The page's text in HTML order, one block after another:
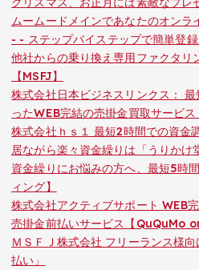
ムームードメインであなたのオンラ
- - ステップバイステップで簡単登録
他社からの乗り換え専用ファクタリ
【MSFJ】
株式会社日本ビジネスリンクス：
ったWEB完結の売掛金買取サービス
株式会社ｈｓ１ 最短2時間での資金
居ながら楽々資金繰りは「うりかけ
資金繰りにお悩みの方へ、最短5時
ィング】
株式会社アクティブサポート WEB
売掛金前払いサービス【QuQuMo
ＭＳＦＪ株式会社 フリーランス様
払い」